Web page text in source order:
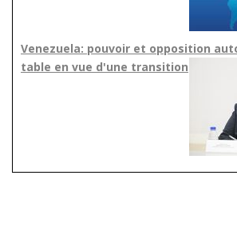
Venezuela: pouvoir et opposition
table en vue d'une transition